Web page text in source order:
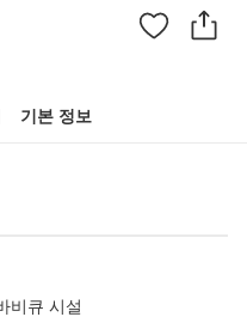
기본 정보
비큐 시설